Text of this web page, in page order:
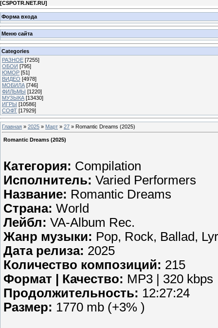
[CSPOTR.NET.RU]
Форма входа
Меню сайта
Categories
РАЗНОЕ [7255]
ОБОИ [795]
ЮМОР [51]
ВИДЕО [4978]
МОБИЛА [746]
ФИЛЬМЫ [1220]
МУЗЫКА [13430]
ИГРЫ [10586]
СОФТ [17929]
Главная » 2025 » Март » 27 » Romantic Dreams (2025)
Romantic Dreams (2025)
Категория: Compilation
Исполнитель: Varied Performers
Название: Romantic Dreams
Страна: World
Лейбл: VA-Album Rec.
Жанр музыки: Pop, Rock, Ballad,
Дата релиза: 2025
Количество композиций: 215
Формат | Качество: MP3 | 320 kbps
Продолжительность: 12:27:24
Размер: 1770 mb (+3% )